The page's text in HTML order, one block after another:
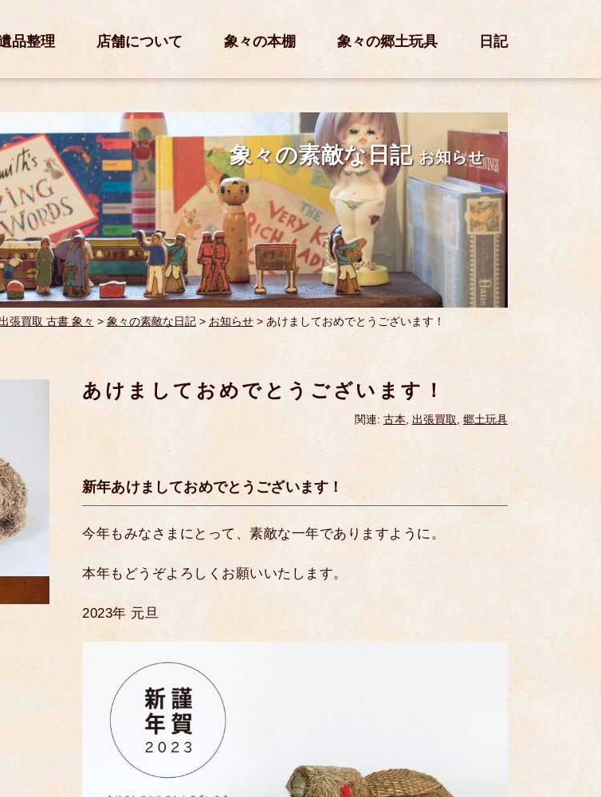
品整理 店舗について 象々の本棚 象々の郷土玩具 日記
象々の素敵な日記 お知らせ
張買取 古書 象々 > 象々の素敵な日記> お知らせ> あけましておめでとうございます！
あけましておめでとうございます！
関連: 古本, 出張買取, 郷土玩具
新年あけましておめでとうございます！
今年もみなさまにとって、素敵な一年でありますように。
本年もどうぞよろしくお願いいたします。
2023年 元旦